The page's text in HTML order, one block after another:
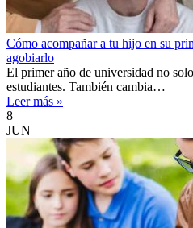
Cómo acompañar a tu hijo en su
agobiarlo
El primer año de universidad no
estudiantes. También cambia…
Leer más »
8
JUN